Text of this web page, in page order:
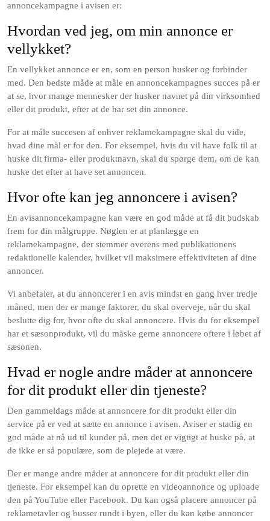
annoncekampagne i avisen er:
Hvordan ved jeg, om min annonce er
vellykket?
En vellykket annonce er en, som en person husker og forbinder
med. Den bedste måde at måle en annoncekampagnes succes på er
at se, hvor mange mennesker der husker navnet på din virksomhed
eller dit produkt, efter at de har set din annonce.
For at måle succesen af enhver reklamekampagne skal du vide,
hvad dine mål er for den. For eksempel, hvis du vil have folk til at
huske dit firma- eller produktnavn, skal du spørge dem, om de kan
huske det efter at have set annoncen.
Hvor ofte kan jeg annoncere i avisen?
En avisannoncekampagne kan være en god måde at få dit budskab
frem for din målgruppe. Nøglen er at planlægge en
reklamekampagne, der stemmer overens med publikationens
redaktionelle kalender, hvilket vil maksimere effektiviteten af dine
annoncer.
Vi anbefaler, at du annoncerer i en avis mindst en gang hver tredje
måned, men der er mange faktorer, du skal overveje, når du skal
beslutte dig for, hvor ofte du skal annoncere. Hvis du for eksempel
har et sæsonprodukt, vil du måske gerne annoncere oftere i løbet af
sæsonen.
Hvad er nogle andre måder at annoncere
for dit produkt eller din tjeneste?
Den gammeldags måde at annoncere for dit produkt eller din
service på er ved at sætte en annonce i avisen. Aviser er stadig en
god måde at nå ud til kunder på, men det er vigtigt at huske på, at
de ikke er så populære, som de plejede at være.
Der er mange andre måder at annoncere for dit produkt eller din
tjeneste. For eksempel kan du oprette en videoannonce og uploade
den på YouTube eller Facebook. Du kan også placere annoncer på
reklametavler og busser rundt i byen, eller du kan købe annoncer